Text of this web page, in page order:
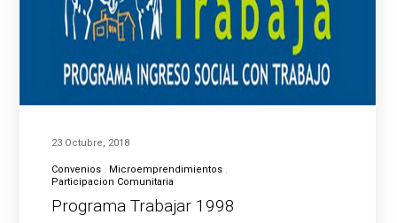
23 Octubre, 2018
Convenios
Microemprendimientos
Participacion Comunitaria
Programa Trabajar 1998